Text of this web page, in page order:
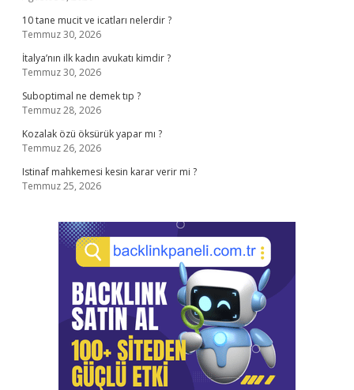
10 tane mucit ve icatları nelerdir ?
Temmuz 30, 2026
İtalya’nın ilk kadın avukatı kimdir ?
Temmuz 30, 2026
Suboptimal ne demek tıp ?
Temmuz 28, 2026
Kozalak özü öksürük yapar mı ?
Temmuz 26, 2026
Istinaf mahkemesi kesin karar verir mi ?
Temmuz 25, 2026